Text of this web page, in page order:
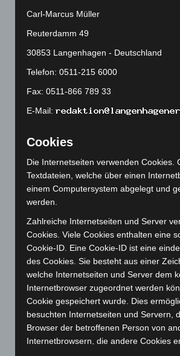
August 2023(134)
Juli 2023(118)
Juni 2023(142)
Mai 2023 (139)
April 2023(155)
März 2023(174)
Januar 2023(140)
Dezember 2022(130)
November 2022
(167)
Oktober 2022
September 2022(205)
August 2022(166)
Juli 2022
(133)
Juni 2022(167)
Mai 2022(177)
April 2022(198)
März 2022(221)
Februar 2022(189)
Carl-Marcus Müller
Reuterdamm 49
30853 Langenhagen - Deutschland
Telefon: 0511-215 6000
Fax: 0511-866 789 33
E-Mail:
Cookies
Die Internetseiten verwenden Cookies.
Textdateien, welche über einen
einem Computersystem abgelegt und
werden.
Zahlreiche Internetseiten und Server
Cookies. Viele Cookies enthalten eine
Cookie-ID. Eine Cookie-ID ist eine
des Cookies. Sie besteht aus einer
welche Internetseiten und Server dem
Internetbrowser zugeordnet werden
Cookie gespeichert wurde. Dies
besuchten Internetseiten und Servern,
Browser der betroffenen Person von
Internetbrowsern, die andere Cookies